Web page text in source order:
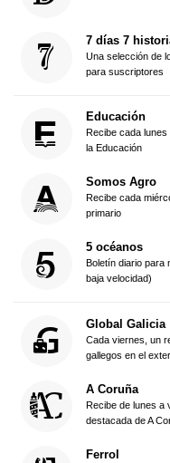
7 días 7
Una selección de
para suscriptores
Educación
Recibe cada lunes
la Educación
Somos Agro
Recibe cada
primario
5 océanos
Boletín diario para
baja velocidad)
Global Galicia
Cada viernes, un
gallegos en el
A Coruña
Recibe de lunes a
destacada de A
Ferrol